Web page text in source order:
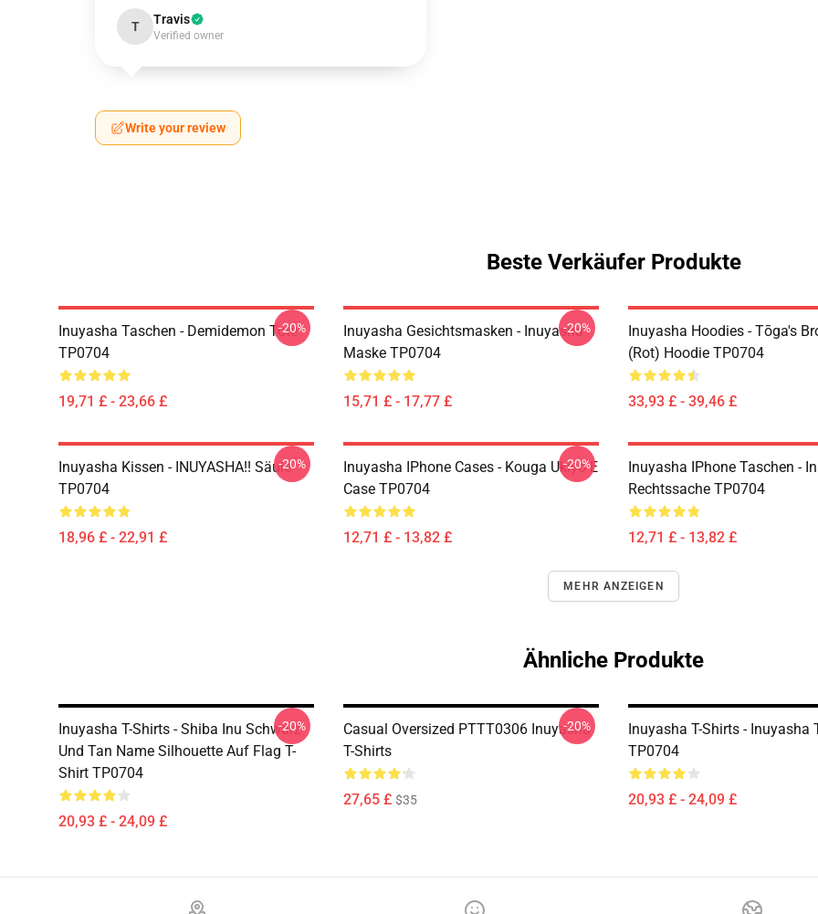
T Travis
Verified owner
Write your review
Beste Verkäufer Produkte
Inuyasha Taschen - Demidemon Tote
TP0704
19,71 £ - 23,66 £
-20%
Inuyasha Gesichtsmasken - Inuyasha
Maske TP0704
15,71 £ - 17,77 £
-20%
Inuyasha Hoodies - Tōga's
(rot) Hoodie TP0704
33,93 £ - 39,46 £
Inuyasha Kissen - INUYASHA!! Säule
TP0704
18,96 £ - 22,91 £
-20%
Inuyasha IPhone Cases - Kouga Ukiyo-E
Case TP0704
12,71 £ - 13,82 £
-20%
Inuyasha IPhone Taschen -
Rechtssache TP0704
12,71 £ - 13,82 £
MEHR ANZEIGEN
Ähnliche Produkte
Inuyasha T-Shirts - Shiba Inu Schwarz
Und Tan Name Silhouette Auf Flag T-
Shirt TP0704
20,93 £ - 24,09 £
-20%
Casual Oversized PTTT0306 Inuyasha
T-Shirts
27,65 £ $35
-20%
Inuyasha T-Shirts - Inuyasha
TP0704
20,93 £ - 24,09 £